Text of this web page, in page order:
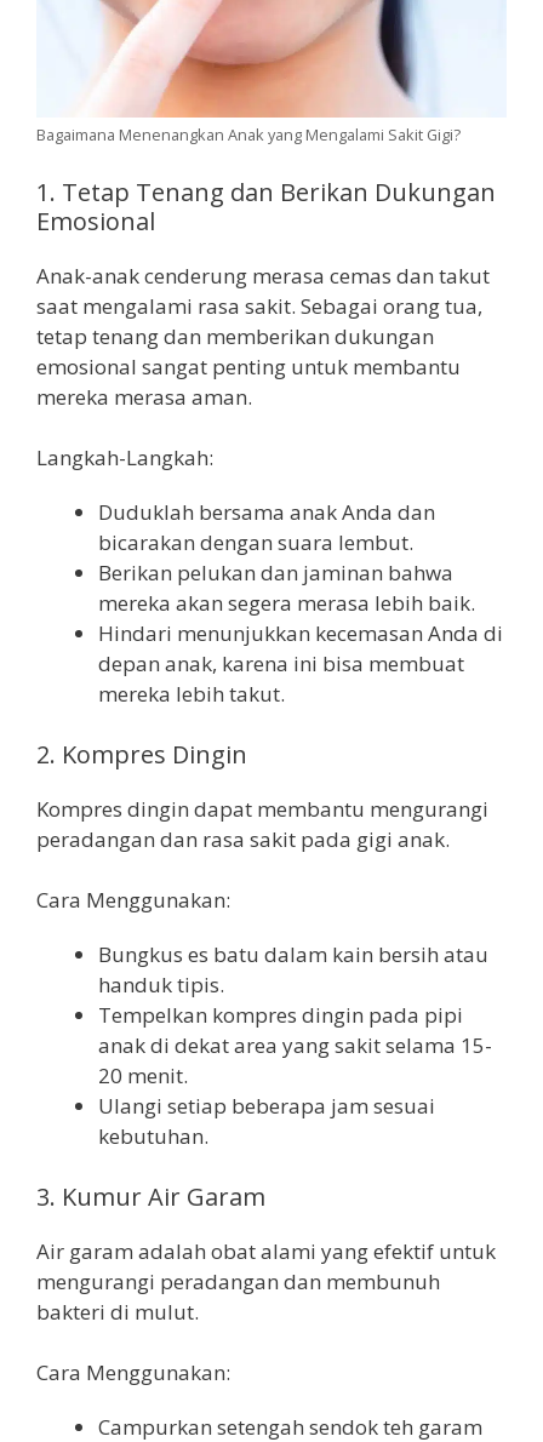
Bagaimana Menenangkan Anak yang Mengalami Sakit Gigi?
1. Tetap Tenang dan Berikan Dukungan
Emosional
Anak-anak cenderung merasa cemas dan takut
saat mengalami rasa sakit. Sebagai orang tua,
tetap tenang dan memberikan dukungan
emosional sangat penting untuk membantu
mereka merasa aman.
Langkah-Langkah:
Duduklah bersama anak Anda dan
bicarakan dengan suara lembut.
Berikan pelukan dan jaminan bahwa
mereka akan segera merasa lebih baik.
Hindari menunjukkan kecemasan Anda di
depan anak, karena ini bisa membuat
mereka lebih takut.
2. Kompres Dingin
Kompres dingin dapat membantu mengurangi
peradangan dan rasa sakit pada gigi anak.
Cara Menggunakan:
Bungkus es batu dalam kain bersih atau
handuk tipis.
Tempelkan kompres dingin pada pipi
anak di dekat area yang sakit selama 15-
20 menit.
Ulangi setiap beberapa jam sesuai
kebutuhan.
3. Kumur Air Garam
Air garam adalah obat alami yang efektif untuk
mengurangi peradangan dan membunuh
bakteri di mulut.
Cara Menggunakan:
Campurkan setengah sendok teh garam